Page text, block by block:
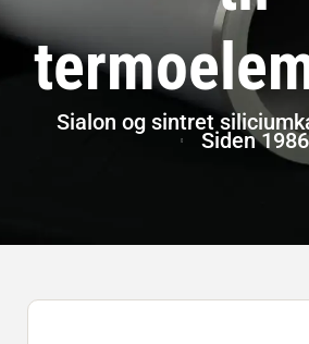
Sialon og sintret
Siden 1986